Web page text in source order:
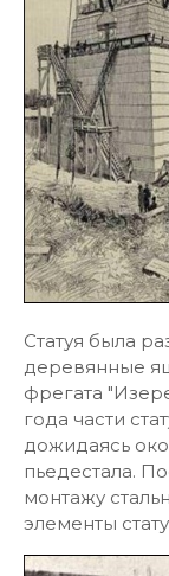
Статуя была
деревянные
фрегата
года части
дожидаясь
пьедестала.
монтажу
элементы